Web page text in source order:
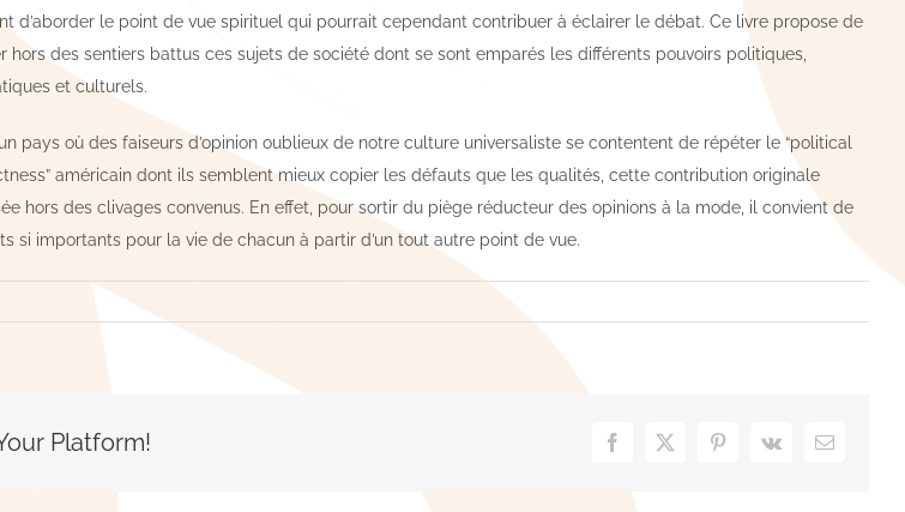
d’aborder le point de vue spirituel qui pourrait cependant contribuer à éclairer le débat. Ce livre propose de
hors des sentiers battus ces sujets de société dont se sont emparés les différents pouvoirs politiques,
et culturels.
pays où des faiseurs d’opinion oublieux de notre culture universaliste se contentent de répéter le “political
américain dont ils semblent mieux copier les défauts que les qualités, cette contribution originale
hors des clivages convenus. En effet, pour sortir du piège réducteur des opinions à la mode, il convient de
si importants pour la vie de chacun à partir d’un tout autre point de vue.
Platform! Facebook
X Pinterest
Vk Email